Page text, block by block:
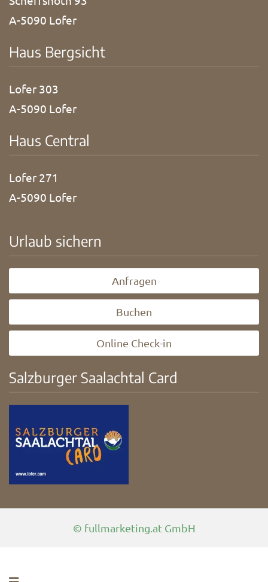
A-5090 Lofer
Haus Bergsicht
Lofer 303
A-5090 Lofer
Haus Central
Lofer 271
A-5090 Lofer
Urlaub sichern
Anfragen
Buchen
Online Check-in
Salzburger Saalachtal Card
© fullmarketing.at GmbH